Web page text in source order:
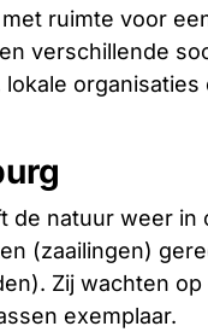
ruimte voor
verschillende
de natuur weer
(zaailingen)
Zij wachten
exemplaar.